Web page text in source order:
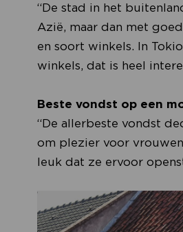
“De stad in het
Azië, maar dan met
en soort winkels. In
winkels, dat is heel
Beste vondst op een
“De allerbeste vondst
om plezier voor
leuk dat ze ervoor